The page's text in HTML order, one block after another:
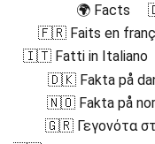
🌍 Facts
🇫🇷 Faits en
🇮🇹 Fatti in Italiano
🇩🇰 Fakta på
🇳🇴 Fakta på
🇬🇷 Γεγονότα